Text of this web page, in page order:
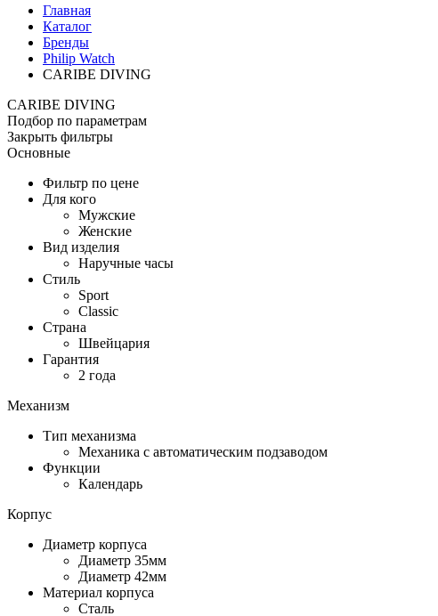
Главная
Каталог
Бренды
Philip Watch
CARIBE DIVING
CARIBE DIVING
Подбор по параметрам
Закрыть фильтры
Основные
Фильтр по цене
Для кого
Мужские
Женские
Вид изделия
Наручные часы
Стиль
Sport
Classic
Страна
Швейцария
Гарантия
2 года
Механизм
Тип механизма
Механика с автоматическим подзаводом
Функции
Календарь
Корпус
Диаметр корпуса
Диаметр 35мм
Диаметр 42мм
Материал корпуса
Сталь